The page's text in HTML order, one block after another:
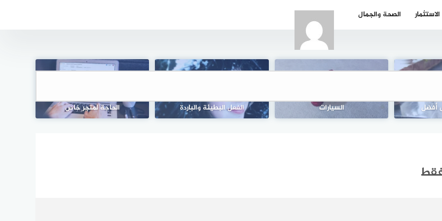
الاستثمار الصحة والجمال
أفضل
السيارات
الفعل البطيئة والباردة
الحاجة لمتجر خاص